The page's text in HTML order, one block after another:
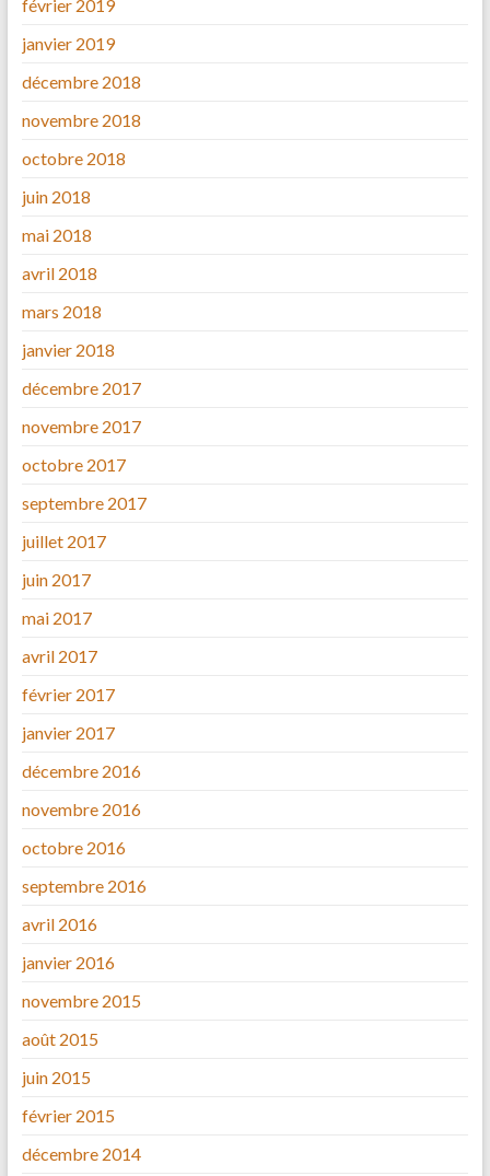
février 2019
janvier 2019
décembre 2018
novembre 2018
octobre 2018
juin 2018
mai 2018
avril 2018
mars 2018
janvier 2018
décembre 2017
novembre 2017
octobre 2017
septembre 2017
juillet 2017
juin 2017
mai 2017
avril 2017
février 2017
janvier 2017
décembre 2016
novembre 2016
octobre 2016
septembre 2016
avril 2016
janvier 2016
novembre 2015
août 2015
juin 2015
février 2015
décembre 2014